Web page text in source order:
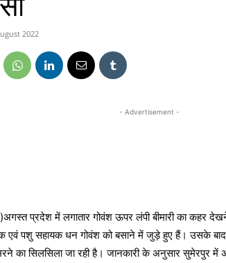
2022
- Advertisement -
प्रदेश में लगातार गोवंश ऊपर लंपी बीमारी का कहर
एवं पशु सहायक धन गोवंश को बसाने में जुड़े हुए हैं। उसके बाद
मरने का सिलसिला जा रही है। जानकारी के अनुसार सुमेरपुर